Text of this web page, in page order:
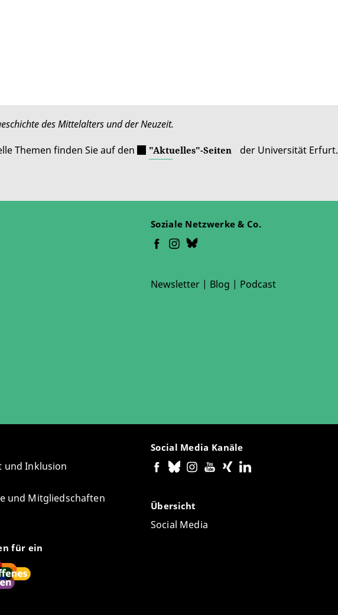
des Mittelalters und der Neuzeit.
Themen finden Sie auf den
"Aktuelles"-Seiten der Universität Erfurt.
Soziale Netzwerke & Co.
Newsletter | Blog | Podcast
und Inklusion
und Mitgliedschaften
für ein
Social Media Kanäle
Übersicht
Social Media